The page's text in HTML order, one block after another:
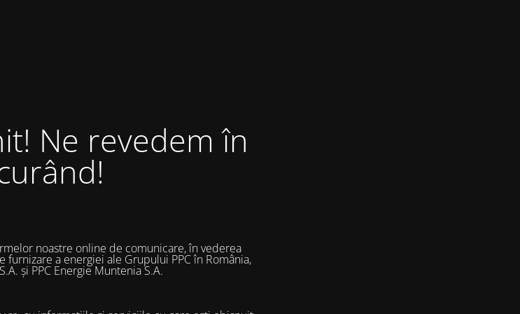
Ne revedem în
noastre online de comunicare, în vederea
a energiei ale Grupului PPC în România,
și PPC Energie Muntenia S.A.